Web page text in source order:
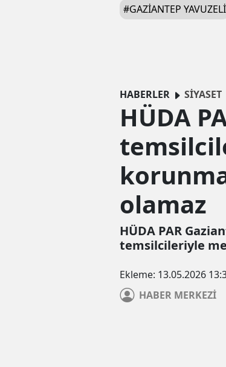
#GAZIANTEP YAVUZELI
HABERLER SİYASET
HÜDA
olamaz
HÜDA PAR
temsilcileriyle
Ekleme: 13.05.2026
HABER MERKEZİ
Çerez Politikası